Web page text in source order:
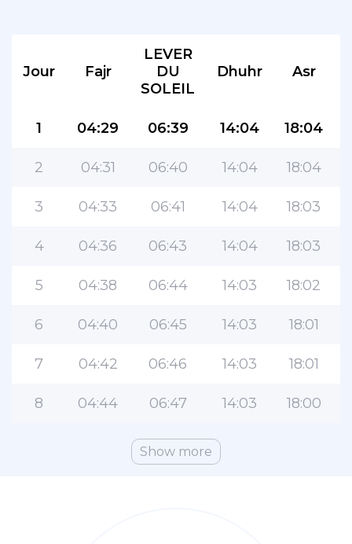
Jour Fajr
LEVER
DU
SOLEIL
Dhuhr Asr
1 04:29 06:39 14:04 18:04
2 04:31 06:40 14:04 18:04
3 04:33 06:41 14:04 18:03
4 04:36 06:43 14:04 18:03
5 04:38 06:44 14:03 18:02
6 04:40 06:45 14:03 18:01
7 04:42 06:46 14:03 18:01
8 04:44 06:47 14:03 18:00
Show more